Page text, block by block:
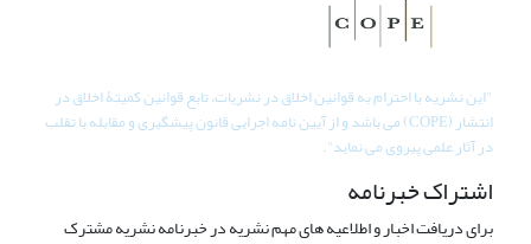
"این نشریه با احترام به قوانین اخلاق در نشریات، تابع قوانین کمیتۀ اخلاق در
انتشار (COPE) می باشد و از آیین نامه اجرایی قانون پیشگیری و مقابله با تقلب
در آثار علمی پیروی می نماید".
اشتراک خبرنامه
برای دریافت اخبار و اطلاعیه های مهم نشریه در خبرنامه نشریه مشترک